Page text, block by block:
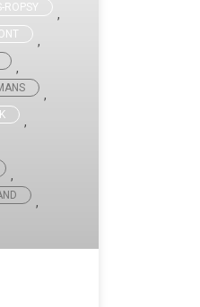
ROPSY ,
,
,
,
,
,
,